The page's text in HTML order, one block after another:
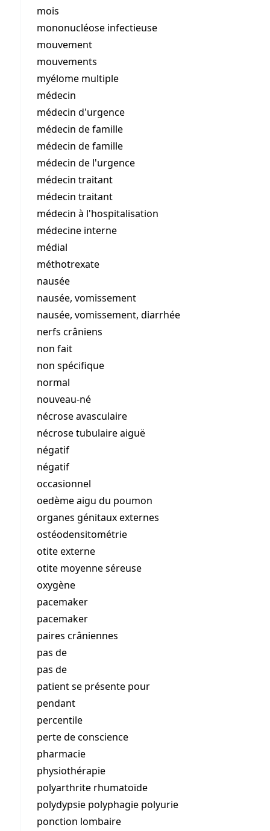
mois
mononucléose infectieuse
mouvement
mouvements
myélome multiple
médecin
médecin d'urgence
médecin de famille
médecin de famille
médecin de l'urgence
médecin traitant
médecin traitant
médecin à l'hospitalisation
médecine interne
médial
méthotrexate
nausée
nausée, vomissement
nausée, vomissement, diarrhée
nerfs crâniens
non fait
non spécifique
normal
nouveau-né
nécrose avasculaire
nécrose tubulaire aiguë
négatif
négatif
occasionnel
oedème aigu du poumon
organes génitaux externes
ostéodensitométrie
otite externe
otite moyenne séreuse
oxygène
pacemaker
pacemaker
paires crâniennes
pas de
pas de
patient se présente pour
pendant
percentile
perte de conscience
pharmacie
physiothérapie
polyarthrite rhumatoïde
polydypsie polyphagie polyurie
ponction lombaire